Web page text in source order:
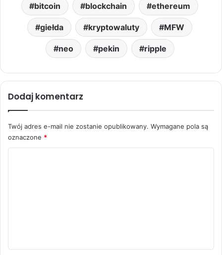
bitcoin blockchain ethereum
giełda kryptowaluty MFW
neo pekin ripple
Dodaj komentarz
Twój adres e-mail nie zostanie opublikowany. Wymagane pola są
oznaczone *